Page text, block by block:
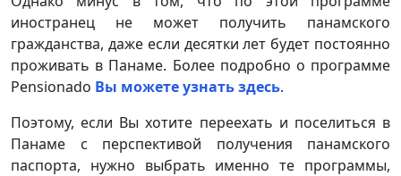
иностранец не может получить панамского
гражданства, даже если десятки лет будет постоянно
проживать в Панаме. Более подробно о программе
Pensionado Вы можете узнать здесь.
Поэтому, если Вы хотите переехать и поселиться в
Панаме с перспективой получения панамского
паспорта, нужно выбрать именно те программы,